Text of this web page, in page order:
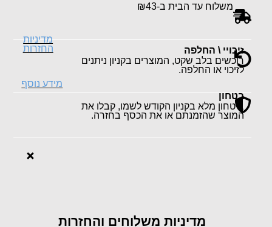
משלוח עד הבית ב-₪43
זיכויי \ החלפה
רוכשים בלב שקט, המוצרים בקניון ניתנים
לזיכוי או החלפה.
מדיניות
החזרות
בטחון
ביטחון מלא בקניון הקודש לשמו, קבלו את
המוצר שהזמנתם או את הכסף בחזרה.
מידע נוסף
מדיניות משלוחים והחזרות